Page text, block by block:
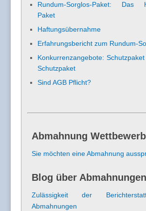
Rundum-Sorglos-Paket: Das
Paket
Haftungsübernahme
Erfahrungsbericht zum Rundum-
Konkurrenzangebote:
Schutzpaket
Sind AGB Pflicht?
Abmahnung
Sie möchten eine Abmahnung
Blog über Abmahnungen
Zulässigkeit der
Abmahnungen